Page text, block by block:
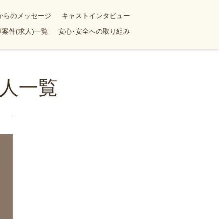
らのメッセージ
キャストインタビュー
案件(求人)一覧 安心･安全への取り組み
一覧